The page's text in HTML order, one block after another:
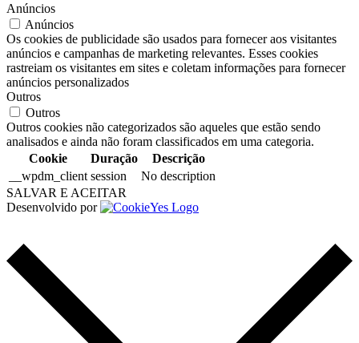
Anúncios
Anúncios
Os cookies de publicidade são usados para fornecer aos visitantes
anúncios e campanhas de marketing relevantes. Esses cookies
rastreiam os visitantes em sites e coletam informações para fornecer
anúncios personalizados
Outros
Outros
Outros cookies não categorizados são aqueles que estão sendo
analisados e ainda não foram classificados em uma categoria.
Cookie
Duração
Descrição
__wpdm_client session
No description
SALVAR E ACEITAR
Desenvolvido por